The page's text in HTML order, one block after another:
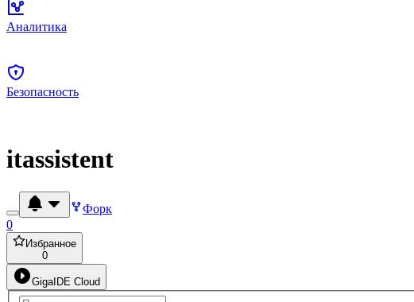
Аналитика
Безопасность
itassistent
Форк
0
Избранное
0
GigaIDE Cloud